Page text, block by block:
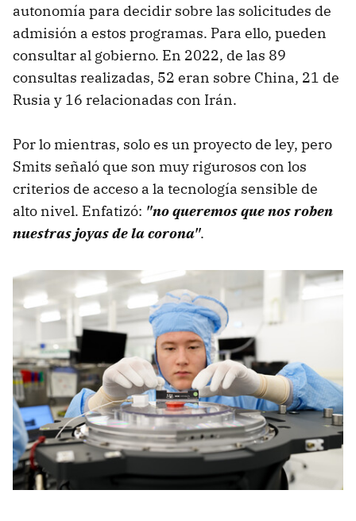
autonomía para decidir sobre las solicitudes de
admisión a estos programas. Para ello, pueden
consultar al gobierno. En 2022, de las 89
consultas realizadas, 52 eran sobre China, 21 de
Rusia y 16 relacionadas con Irán.
Por lo mientras, solo es un proyecto de ley, pero
Smits señaló que son muy rigurosos con los
criterios de acceso a la tecnología sensible de
alto nivel. Enfatizó: "no queremos que nos roben
nuestras joyas de la corona".